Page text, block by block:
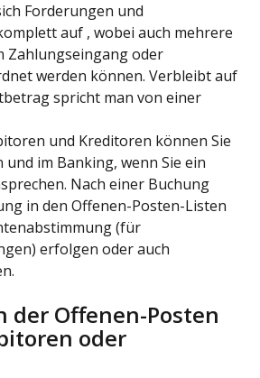
Forderungen und
auf , wobei auch mehrere
Zahlungseingang oder
werden können. Verbleibt auf
spricht man von einer
und Kreditoren können Sie
und im Banking, wenn Sie ein
Nach einer Buchung
in den Offenen-Posten-Listen
(für
erfolgen oder auch
der Offenen-Posten
oder